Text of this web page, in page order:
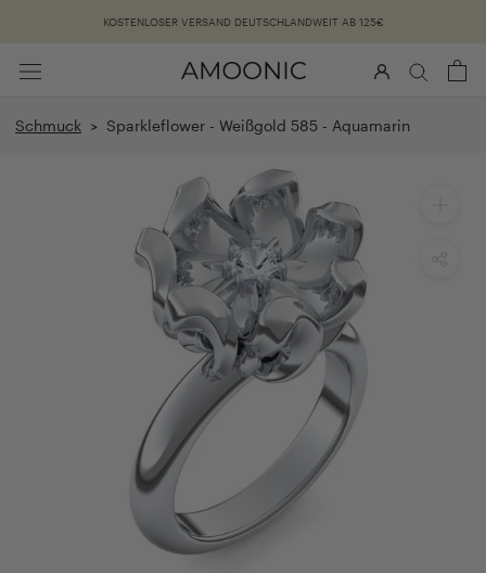
KOSTENLOSER VERSAND DEUTSCHLANDWEIT AB 125€
Schmuck > Sparkleflower - Weißgold 585 - Aquamarin